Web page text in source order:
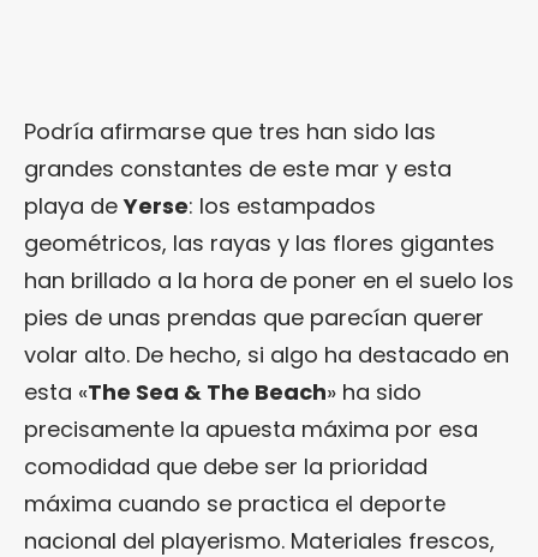
Podría afirmarse que tres han sido las
grandes constantes de este mar y esta
playa deYerse: los estampados
geométricos, las rayas y las flores gigantes
han brillado a la hora de poner en el suelo los
pies de unas prendas que parecían querer
volar alto. De hecho, si algo ha destacado en
esta «The Sea & The Beach» ha sido
precisamente la apuesta máxima por esa
comodidad que debe ser la prioridad
máxima cuando se practica el deporte
nacional del playerismo. Materiales frescos,